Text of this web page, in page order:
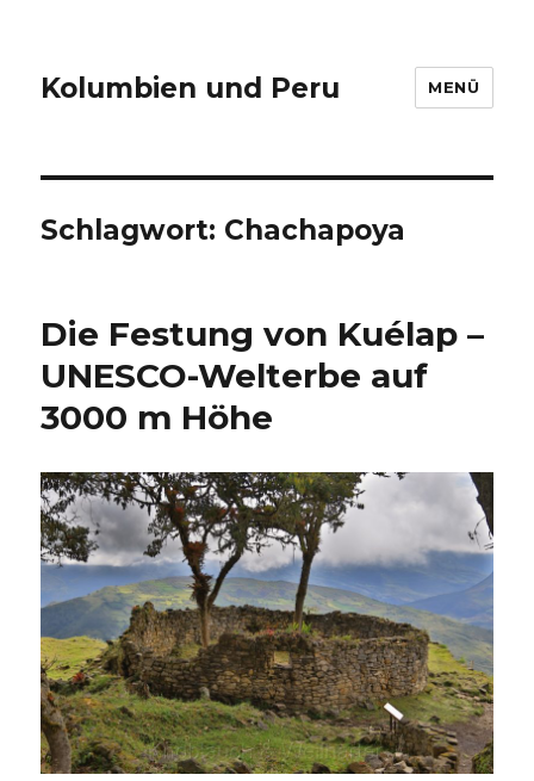
Kolumbien und Peru MENÜ
Schlagwort: Chachapoya
Die Festung von Kuélap –
UNESCO-Welterbe auf
3000 m Höhe